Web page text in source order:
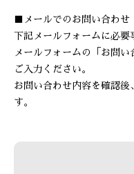
■メールでのお問い合わせ
下記メールフォームに必要
メールフォームの「お問
ご入力ください。
お問い合わせ内容を確認後
す。